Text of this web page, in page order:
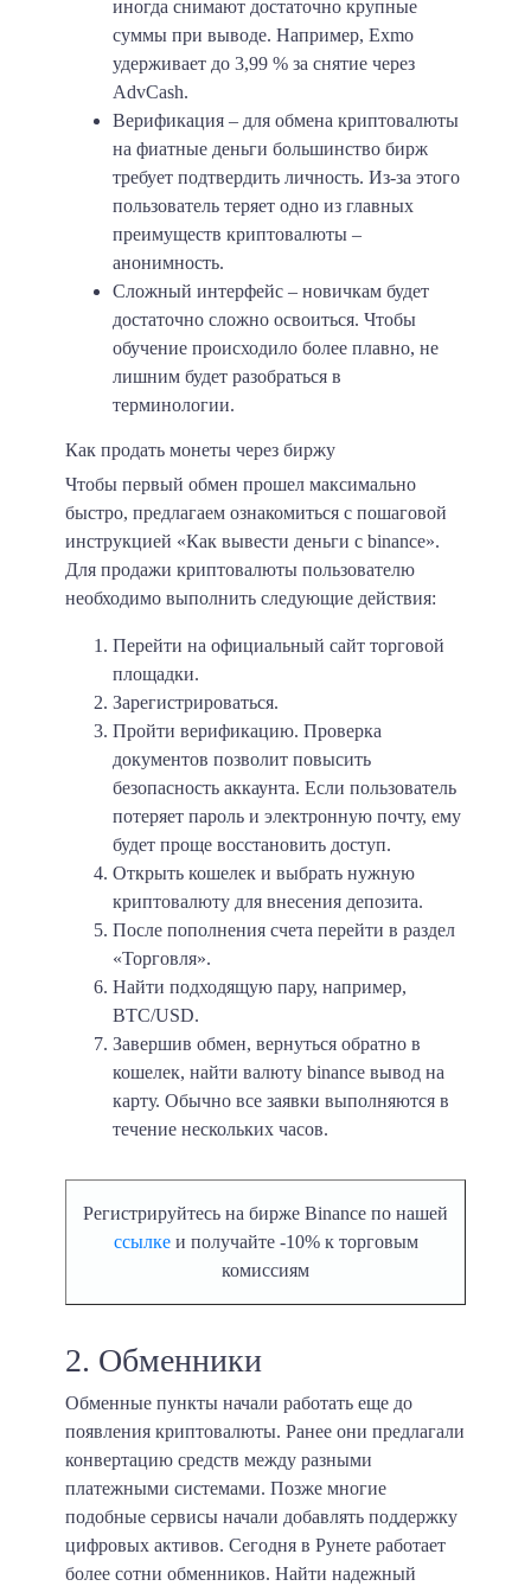
иногда снимают достаточно крупные
суммы при выводе. Например, Exmo
удерживает до 3,99 % за снятие через
AdvCash.
Верификация – для обмена криптовалюты
на фиатные деньги большинство бирж
требует подтвердить личность. Из-за этого
пользователь теряет одно из главных
преимуществ криптовалюты –
анонимность.
Сложный интерфейс – новичкам будет
достаточно сложно освоиться. Чтобы
обучение происходило более плавно, не
лишним будет разобраться в
терминологии.
Как продать монеты через биржу
Чтобы первый обмен прошел максимально
быстро, предлагаем ознакомиться с пошаговой
инструкцией «Как вывести деньги с binance».
Для продажи криптовалюты пользователю
необходимо выполнить следующие действия:
Перейти на официальный сайт торговой
площадки.
Зарегистрироваться.
Пройти верификацию. Проверка
документов позволит повысить
безопасность аккаунта. Если пользователь
потеряет пароль и электронную почту, ему
будет проще восстановить доступ.
Открыть кошелек и выбрать нужную
криптовалюту для внесения депозита.
После пополнения счета перейти в раздел
«Торговля».
Найти подходящую пару, например,
BTC/USD.
Завершив обмен, вернуться обратно в
кошелек, найти валюту binance вывод на
карту. Обычно все заявки выполняются в
течение нескольких часов.
Регистрируйтесь на бирже Binance по нашей
ссылкеи получайте -10% к торговым
комиссиям
2. Обменники
Обменные пункты начали работать еще до
появления криптовалюты. Ранее они предлагали
конвертацию средств между разными
платежными системами. Позже многие
подобные сервисы начали добавлять поддержку
цифровых активов. Сегодня в Рунете работает
более сотни обменников. Найти надежный